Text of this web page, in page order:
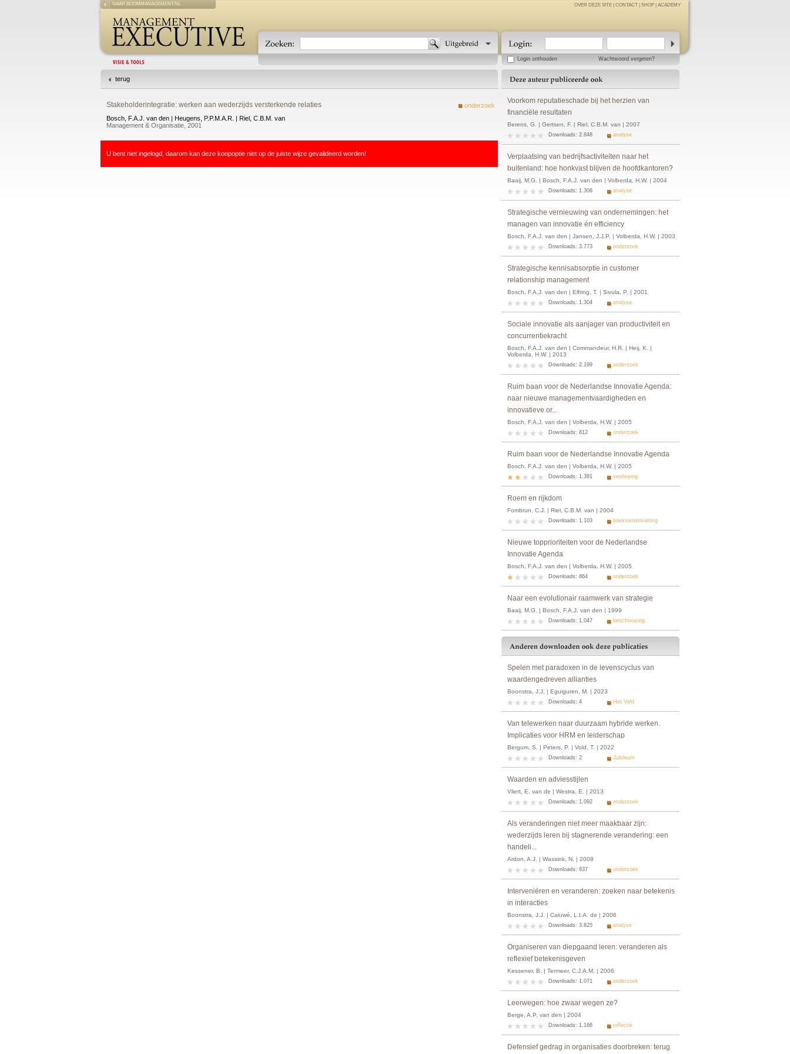
NAAR BOOMMANAGEMENT.NL OVER DEZE SITE CONTACT SHOP ACADEMY
Login onthouden Wachtwoord vergeten?
terug
onderzoek
Stakeholderintegratie: werken aan wederzijds versterkende relaties
Bosch, F.A.J. van den | Heugens, P.P.M.A.R. | Riel, C.B.M. van
Management & Organisatie, 2001
U bent niet ingelogd, daarom kan deze koopoptie niet op de juiste wijze gevalideerd worden!
Voorkom reputatieschade bij het herzien van
financiële resultaten
Berens, G. | Gertsen, F. | Riel, C.B.M. van | 2007
Downloads: 2.848 analyse
Verplaatsing van bedrijfsactiviteiten naar het
buitenland: hoe honkvast blijven de hoofdkantoren?
Baaij, M.G. | Bosch, F.A.J. van den | Volberda, H.W. | 2004
Downloads: 1.306 analyse
Strategische vernieuwing van ondernemingen: het
managen van innovatie én efficiency
Bosch, F.A.J. van den | Jansen, J.J.P. | Volberda, H.W. | 2003
Downloads: 3.773 onderzoek
Strategische kennisabsorptie in customer
relationship management
Bosch, F.A.J. van den | Elfring, T. | Sivula, P. | 2001
Downloads: 1.304 analyse
Sociale innovatie als aanjager van productiviteit en
concurrentiekracht
Bosch, F.A.J. van den | Commandeur, H.R. | Heij, K. |
Volberda, H.W. | 2013
Downloads: 2.199 onderzoek
Ruim baan voor de Nederlandse Innovatie Agenda:
naar nieuwe managementvaardigheden en
innovatieve or...
Bosch, F.A.J. van den | Volberda, H.W. | 2005
Downloads: 812 onderzoek
Ruim baan voor de Nederlandse Innovatie Agenda
Bosch, F.A.J. van den | Volberda, H.W. | 2005
Downloads: 1.381 verdieping
Roem en rijkdom
Fombrun, C.J. | Riel, C.B.M. van | 2004
Downloads: 1.103 boeksamenvatting
Nieuwe topprioriteiten voor de Nederlandse
Innovatie Agenda
Bosch, F.A.J. van den | Volberda, H.W. | 2005
Downloads: 864 onderzoek
Naar een evolutionair raamwerk van strategie
Baaij, M.G. | Bosch, F.A.J. van den | 1999
Downloads: 1.047 beschouwing
Spelen met paradoxen in de levenscyclus van
waardengedreven allianties
Boonstra, J.J. | Eguiguren, M. | 2023
Downloads: 4 Het Veld
Van telewerken naar duurzaam hybride werken.
Implicaties voor HRM en leiderschap
Bergum, S. | Peters, P. | Vold, T. | 2022
Downloads: 2 Jubileum
Waarden en adviesstijlen
Vliert, E. van de | Westra, E. | 2013
Downloads: 1.092 onderzoek
Als veranderingen niet meer maakbaar zijn:
wederzijds leren bij stagnerende verandering: een
handeli...
Ardon, A.J. | Wassink, N. | 2008
Downloads: 837 onderzoek
Interveniëren en veranderen: zoeken naar betekenis
in interacties
Boonstra, J.J. | Caluwé, L.I.A. de | 2006
Downloads: 3.825 analyse
Organiseren van diepgaand leren: veranderen als
reflexief betekenisgeven
Kessener, B. | Termeer, C.J.A.M. | 2006
Downloads: 1.071 onderzoek
Leerwegen: hoe zwaar wegen ze?
Berge, A.P. van den | 2004
Downloads: 1.166 reflectie
Defensief gedrag in organisaties doorbreken: terug